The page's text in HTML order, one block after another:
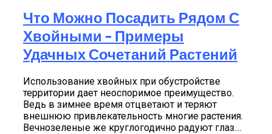
Что Можно Посадить Рядом С
Хвойными – Примеры
Удачных Сочетаний Растений
Использование хвойных при обустройстве
территории дает неоспоримое преимущество.
Ведь в зимнее время отцветают и теряют
внешнюю привлекательность многие растения.
Вечнозеленые же круглогодично радуют глаз....